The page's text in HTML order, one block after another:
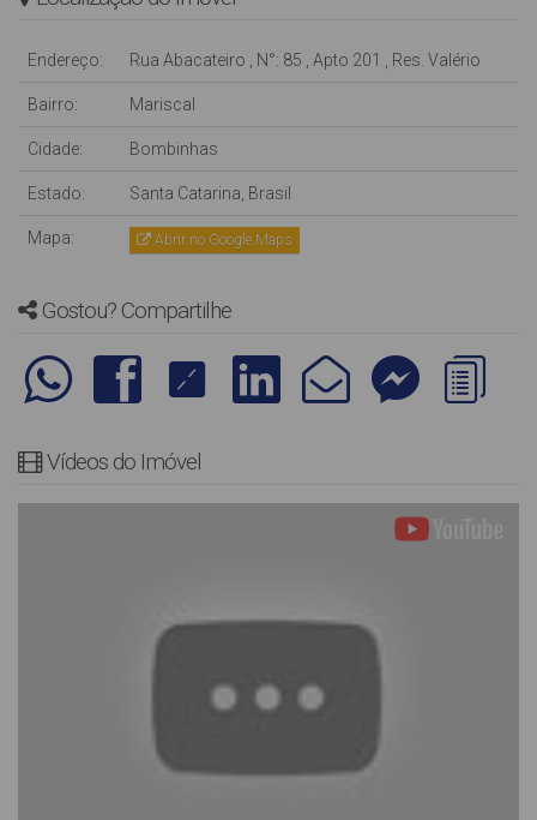
Endereço: Rua Abacateiro , N°: 85 , Apto 201 , Res. Valério
Bairro: Mariscal
Cidade: Bombinhas
Estado: Santa Catarina, Brasil
Mapa: Abrir no Google Maps
Gostou? Compartilhe
Vídeos do Imóvel